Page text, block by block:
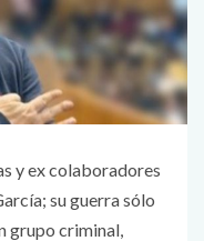
y ex colaboradores
su guerra sólo
grupo criminal,